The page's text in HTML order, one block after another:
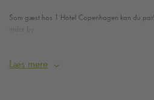
Som gæst hos 1 Hotel Copenhagen kan du
centralt i København.
Læs mere